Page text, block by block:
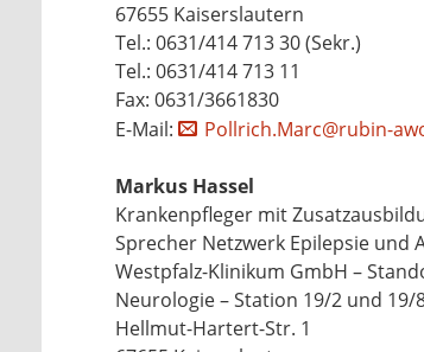
67655 Kaiserslautern
Tel.: 0631/414 713 30 (Sekr.)
Tel.: 0631/414 713 11
Fax: 0631/3661830
E-Mail:
Pollrich.Marc@rubin-
Markus Hassel
Krankenpfleger mit
Sprecher Netzwerk Epilepsie und
Westpfalz-Klinikum GmbH –
Neurologie – Station 19/2 und 19/
Hellmut-Hartert-Str. 1